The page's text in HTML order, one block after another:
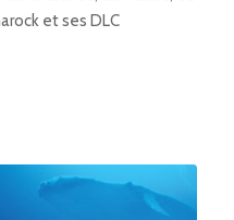
et ses DLC